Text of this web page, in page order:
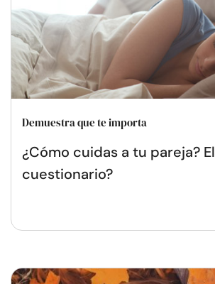
Demuestra que te importa
¿Cómo cuidas a tu pareja?
cuestionario?